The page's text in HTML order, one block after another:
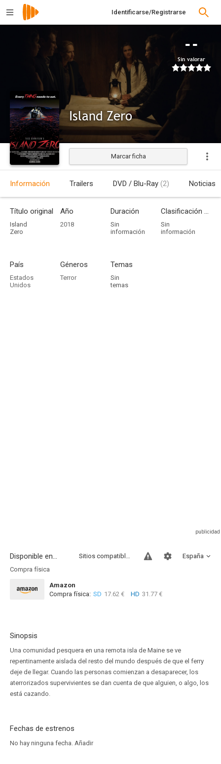
Identificarse/Registrarse
--
Sin valorar
Island Zero
Marcar ficha
Información Trailers DVD / Blu-Ray (2) Noticias
Título original
Island
Zero
Año
2018
Duración
Sin
información
Clasificación por edades
Sin
información
País
Estados
Unidos
Géneros
Terror
Temas
Sin
temas
Disponible en... España
Sitios compatibles
Compra física
Amazon
Compra física: SD 17.62 € HD 31.77 €
Sinopsis
Una comunidad pesquera en una remota isla de Maine se ve
repentinamente aislada del resto del mundo después de que el ferry
deje de llegar. Cuando las personas comienzan a desaparecer, los
aterrorizados supervivientes se dan cuenta de que alguien, o algo, los
está cazando.
Fechas de estrenos
No hay ninguna fecha. Añadir